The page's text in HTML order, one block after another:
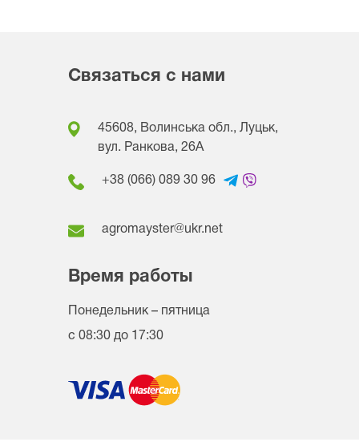
Связаться с нами
45608, Волинська обл., Луцьк,
вул. Ранкова, 26A
+38 (066) 089 30 96
agromayster@ukr.net
Время работы
Понедельник – пятница
с 08:30 до 17:30